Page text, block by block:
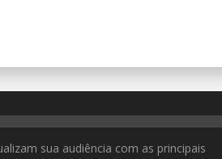
sua audiência com as principais